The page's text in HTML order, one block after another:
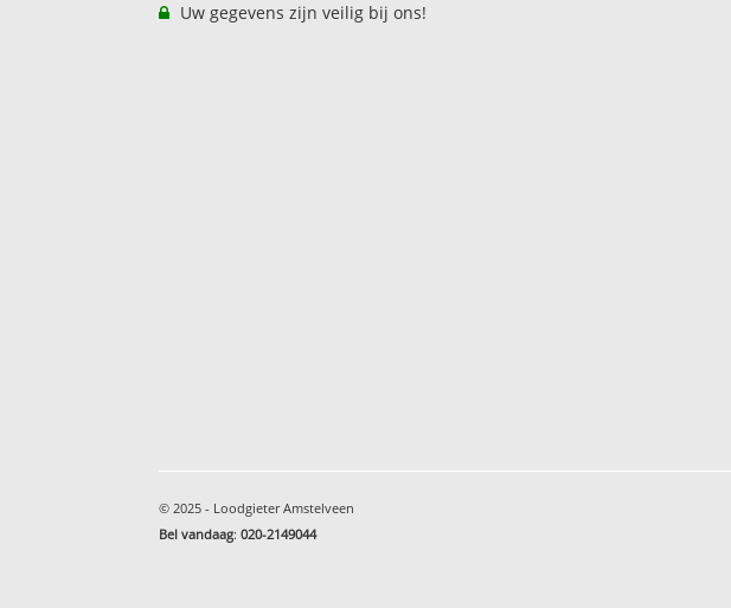
Uw gegevens zijn veilig bij ons!
© 2025 - Loodgieter Amstelveen
Bel vandaag:020-2149044